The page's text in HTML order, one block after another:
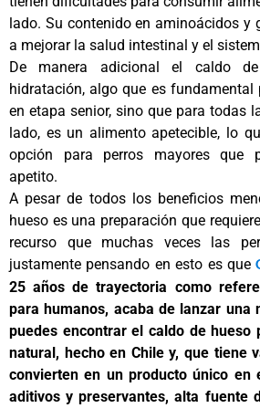
lado. Su contenido en aminoácidos y
a mejorar la salud intestinal y el
De manera adicional el caldo de
hidratación, algo que es
en etapa senior, sino que para todas
lado, es un alimento apetecible, lo
opción para perros mayores que
apetito.
A pesar de todos los beneficios
hueso es una preparación que
recurso que muchas veces las
justamente pensando en esto es que
25 años de trayectoria como
para humanos, acaba de lanzar una
puedes encontrar el caldo de hueso
natural, hecho en Chile y, que tiene
convierten en un producto único
aditivos y preservantes, alta fuente